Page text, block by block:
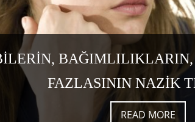
BAĞIMLILIKLARIN,
FAZLASININ NAZIK
READ MORE